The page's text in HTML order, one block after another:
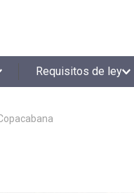
Requisitos de ley
LO MÁS BUSCADO
1.
smart fit